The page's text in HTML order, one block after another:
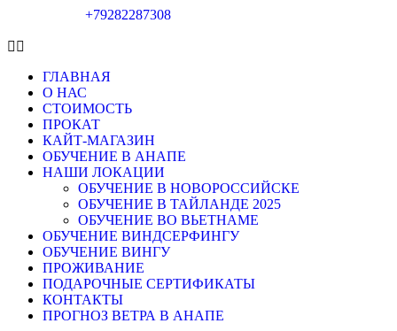
+79282287308
ГЛАВНАЯ
О НАС
СТОИМОСТЬ
ПРОКАТ
КАЙТ-МАГАЗИН
ОБУЧЕНИЕ В АНАПЕ
НАШИ ЛОКАЦИИ
ОБУЧЕНИЕ В НОВОРОССИЙСКЕ
ОБУЧЕНИЕ В ТАЙЛАНДЕ 2025
ОБУЧЕНИЕ ВО ВЬЕТНАМЕ
ОБУЧЕНИЕ ВИНДСЕРФИНГУ
ОБУЧЕНИЕ ВИНГУ
ПРОЖИВАНИЕ
ПОДАРОЧНЫЕ СЕРТИФИКАТЫ
КОНТАКТЫ
ПРОГНОЗ ВЕТРА В АНАПЕ